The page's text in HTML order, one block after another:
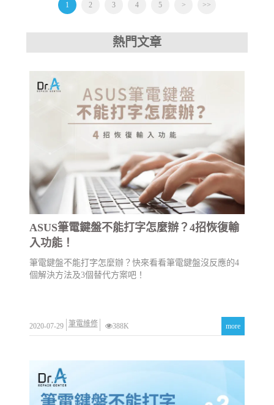
1 2 3 4 5 > >>
熱門文章
ASUS筆電鍵盤不能打字怎麼辦？4招恢復輸
入功能！
筆電鍵盤不能打字怎麼辦？快來看看筆電鍵盤沒反應的4
個解決方法及3個替代方案吧！
2020-07-29 筆電維修 388K more